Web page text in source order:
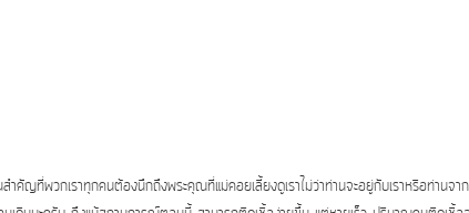
ที่พวกเราทุกคนต้องนึกถึงพระคุณที่แม่คอยเลี้ยงดูเราไม่ว่าท่านจะอยู่กับเราหรือท่านจาก